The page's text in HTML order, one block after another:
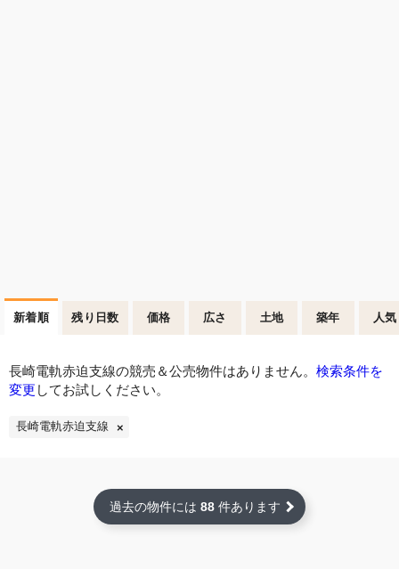
新着順 残り日数 価格 広さ 土地 築年 人気
長崎電軌赤迫支線の競売＆公売物件はありません。 検索条件を
変更 してお試しください。
長崎電軌赤迫支線
過去の物件には 88 件あります